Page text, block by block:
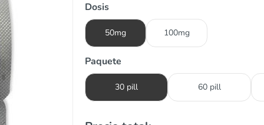
Dosis
50mg 100mg
Paquete
30 pill 60 pill